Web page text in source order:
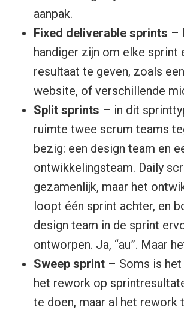
aanpak.
Fixed deliverable sprints –
handiger zijn om elke sprint
resultaat te geven, zoals
website, of verschillende
Split sprints – in dit
ruimte twee scrum teams
bezig: een design team en
ontwikkelingsteam. Daily
gezamenlijk, maar het
loopt één sprint achter, en
design team in de sprint
ontworpen. Ja, “au”. Maar
Sweep sprint – Soms is
het rework op
te doen, maar al het rework